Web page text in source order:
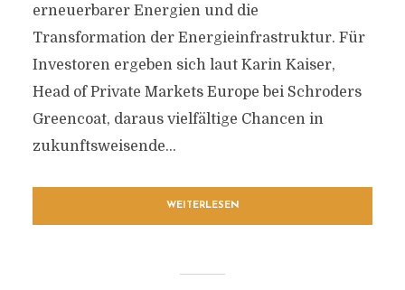
erneuerbarer Energien und die
Transformation der Energieinfrastruktur. Für
Investoren ergeben sich laut Karin Kaiser,
Head of Private Markets Europe bei Schroders
Greencoat, daraus vielfältige Chancen in
zukunftsweisende...
WEITERLESEN